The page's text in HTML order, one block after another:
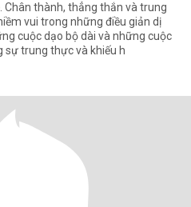
Chân thành, thẳng thắn và trung
cuộc dạo bộ dài và những cuộc
sự trung thực và khiếu h